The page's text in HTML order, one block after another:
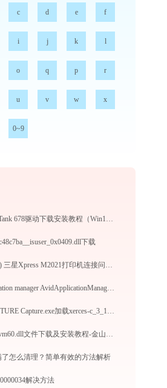
c d e f
i j k l
o q p r
u v w x
0~9
HP Smart Tank 678驱动下载安装教程（Win10/Win11）
下载
(2026最新) 三星Xpress M2021打印机连接问题如何解决？-金山毒霸
avid application manager AvidApplicationManager.exe加载msvcr120.dll文件丢失处理办法
Corel CAPTURE Capture.exe加载xerces-c_3_1.dll文件丢失处理办法
最新msvbvm60.dll文件下载及安装教程-金山毒霸
了怎么清理？简单有效的方法解析
解决方法